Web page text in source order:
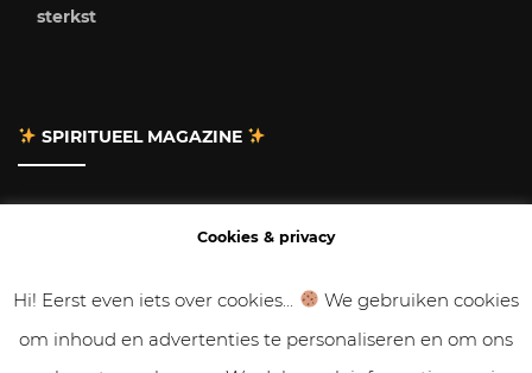
sterkst
SPIRITUEEL MAGAZINE
Gastbloggen
Cookies & privacy
Hi! Eerst even iets over cookies...
We gebruiken cookies
om inhoud en advertenties te personaliseren en om ons